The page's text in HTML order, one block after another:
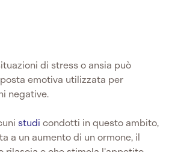
di stress o ansia può
emotiva utilizzata per
negative.
studi condotti in questo ambito,
a un aumento di un ormone, il